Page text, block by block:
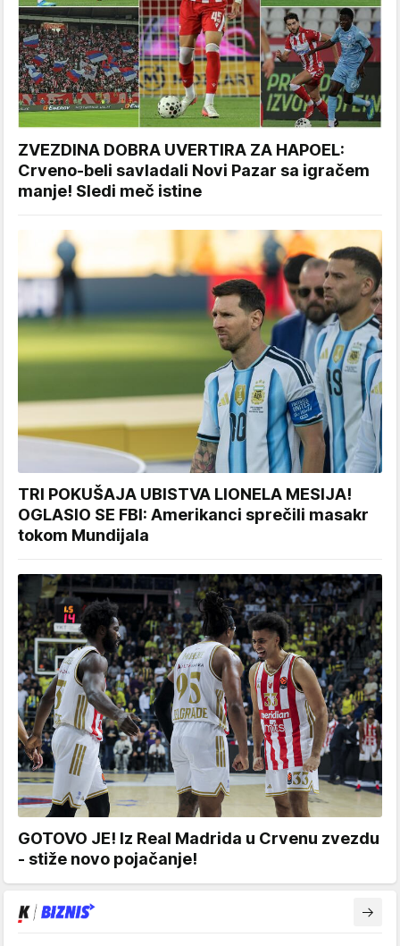
ZVEZDINA DOBRA UVERTIRA ZA HAPOEL:
Crveno-beli savladali Novi Pazar sa igračem
manje! Sledi meč istine
TRI POKUŠAJA UBISTVA LIONELA MESIJA!
OGLASIO SE FBI: Amerikanci sprečili masakr
tokom Mundijala
GOTOVO JE! Iz Real Madrida u Crvenu zvezdu
- stiže novo pojačanje!